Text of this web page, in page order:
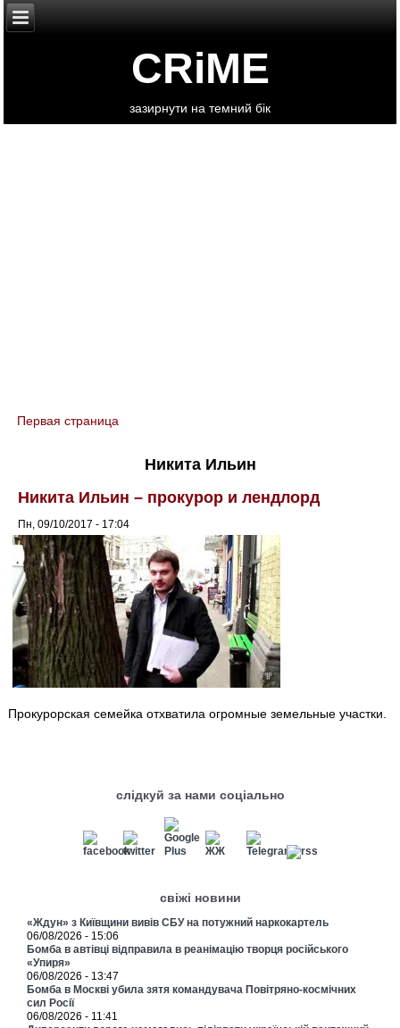
CRiME
зазирнути на темний бік
You are here
Первая страница
Никита Ильин
Никита Ильин – прокурор и лендлорд
Пн, 09/10/2017 - 17:04
Прокурорская семейка отхватила огромные земельные участки.
слідкуй за нами соціально
свіжі новини
«Ждун» з Київщини вивів СБУ на потужний наркокартель
06/08/2026 - 15:06
Бомба в автівці відправила в реанімацію творця російського
«Упиря»
06/08/2026 - 13:47
Бомба в Москві убила зятя командувача Повітряно-космічних
сил Росії
06/08/2026 - 11:41